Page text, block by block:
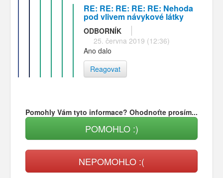
RE: RE: RE: RE: RE: Nehoda
pod vlivem návykové látky
ODBORNÍK
25. června 2019 (12:36)
Ano dalo
Reagovat
Pomohly Vám tyto informace? Ohodnoťte prosím...
POMOHLO :)
NEPOMOHLO :(